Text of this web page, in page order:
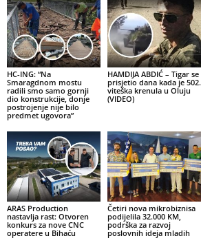
HC-ING: “Na
Smaragdnom mostu
radili smo samo gornji
dio konstrukcije, donje
postrojenje nije bilo
predmet ugovora”
HAMDIJA ABDIĆ – Tigar se
prisjetio dana kada je 502.
viteška krenula u Oluju
(VIDEO)
ARAS Production
nastavlja rast: Otvoren
konkurs za nove CNC
operatere u Bihaću
Četiri nova mikrobiznisa
podijelila 32.000 KM,
podrška za razvoj
poslovnih ideja mladih